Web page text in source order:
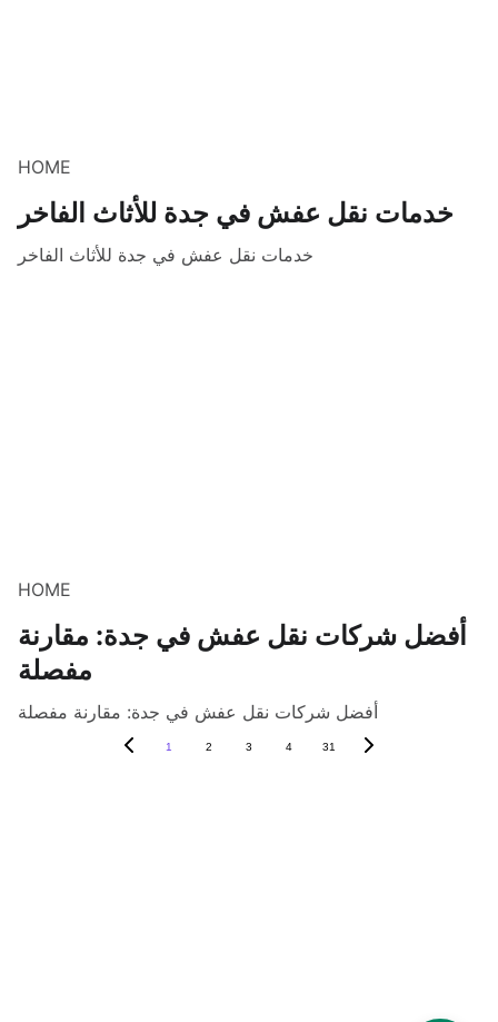
HOME
خدمات نقل عفش في جدة للأثاث الفاخر
خدمات نقل عفش في جدة للأثاث الفاخر
HOME
أفضل شركات نقل عفش في جدة: مقارنة
مفصلة
أفضل شركات نقل عفش في جدة: مقارنة مفصلة
1 2 3 4 31